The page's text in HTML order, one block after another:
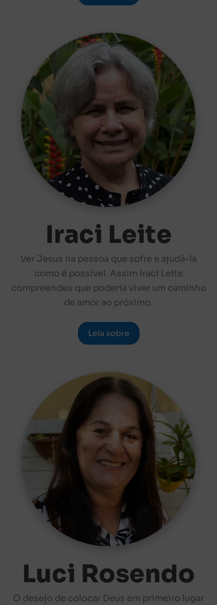
Iraci Leite
Ver Jesus na pessoa que sofre e ajudá-la
como é possível. Assim Iraci Leite
compreendeu que poderia viver um caminho
de amor ao próximo.
Leia sobre
Luci Rosendo
O desejo de colocar Deus em primeiro lugar